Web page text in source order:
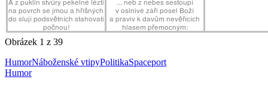
Obrázek 1 z 39
HumorNáboženské vtipyPolitikaSpaceport
Humor